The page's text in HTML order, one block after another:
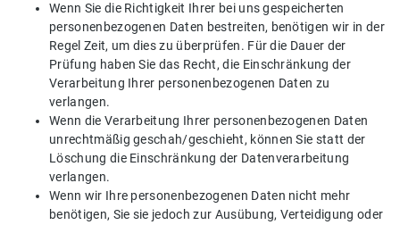
Wenn Sie die Richtigkeit Ihrer bei uns gespeicherten
personenbezogenen Daten bestreiten, benötigen wir in der
Regel Zeit, um dies zu überprüfen. Für die Dauer der
Prüfung haben Sie das Recht, die Einschränkung der
Verarbeitung Ihrer personenbezogenen Daten zu
verlangen.
Wenn die Verarbeitung Ihrer personenbezogenen Daten
unrechtmäßig geschah/geschieht, können Sie statt der
Löschung die Einschränkung der Datenverarbeitung
verlangen.
Wenn wir Ihre personenbezogenen Daten nicht mehr
benötigen, Sie sie jedoch zur Ausübung, Verteidigung oder